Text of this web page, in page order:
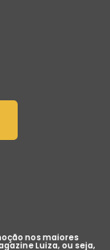
nos maiores
Luiza, ou seja,